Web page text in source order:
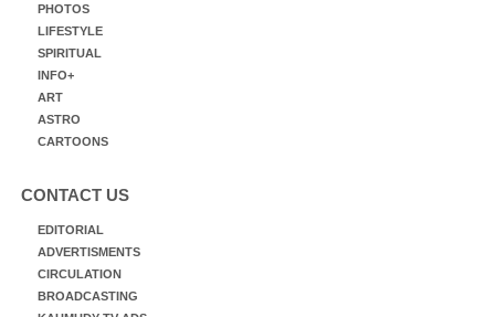
PHOTOS
LIFESTYLE
SPIRITUAL
INFO+
ART
ASTRO
CARTOONS
CONTACT US
EDITORIAL
ADVERTISMENTS
CIRCULATION
BROADCASTING